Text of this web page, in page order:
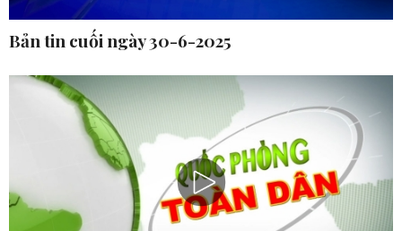
Bản tin cuối ngày 30-6-2025